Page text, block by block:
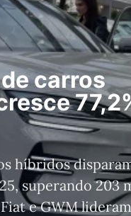
carros
híbridos
superando 203
e GWM